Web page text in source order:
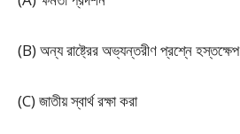
(B) অন্য রাষ্ট্রের অভ্যন্তরীণ প্রশ্নে হস্তক্ষেপ
(C) জাতীয় স্বার্থ রক্ষা করা